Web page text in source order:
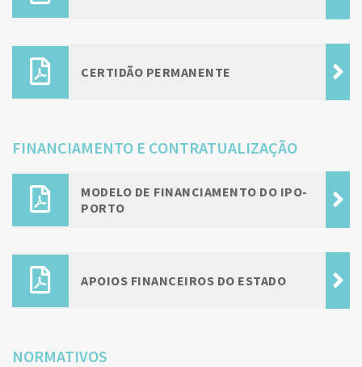
CERTIDÃO PERMANENTE
FINANCIAMENTO E CONTRATUALIZAÇÃO
MODELO DE FINANCIAMENTO DO IPO-
PORTO
APOIOS FINANCEIROS DO ESTADO
NORMATIVOS